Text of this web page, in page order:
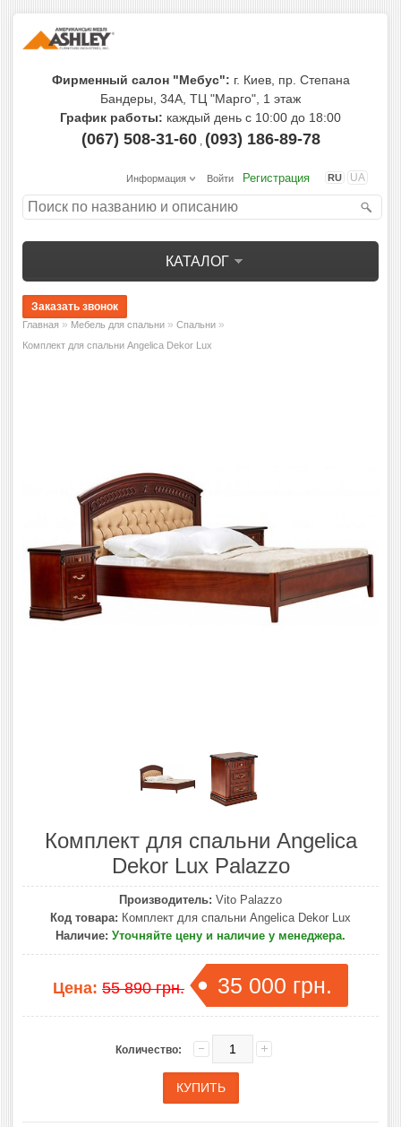
Фирменный салон "Мебус": г. Киев, пр. Степана
Бандеры, 34А, ТЦ "Марго", 1 этаж
График работы: каждый день с 10:00 до 18:00
(067) 508-31-60, (093) 186-89-78
RU UA
Информация Войти Регистрация
КАТАЛОГ
Главная » Мебель для спальни » Спальни »
Комплект для спальни Angelica Dekor Lux
Комплект для спальни Angelica
Dekor Lux Palazzo
Производитель: Vito Palazzo
Код товара: Комплект для спальни Angelica Dekor Lux
Наличие: Уточняйте цену и наличие у менеджера.
Цена: 55 890 грн. 35 000 грн.
Количество: